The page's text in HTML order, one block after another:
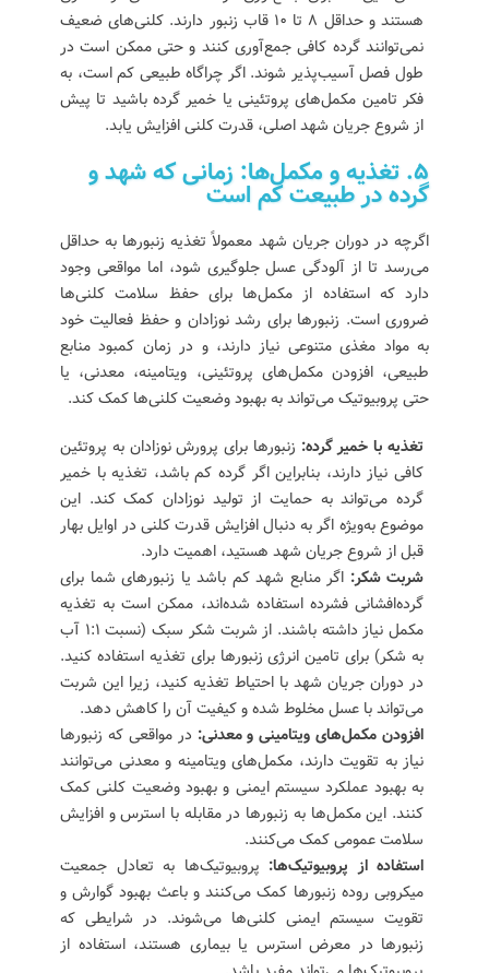
هستند و حداقل ۸ تا ۱۰ قاب زنبور دارند. کلنی‌های ضعیف
نمی‌توانند گرده کافی جمع‌آوری کنند و حتی ممکن است در
طول فصل آسیب‌پذیر شوند. اگر چراگاه طبیعی کم است، به
فکر تامین مکمل‌های پروتئینی یا خمیر گرده باشید تا پیش
از شروع جریان شهد اصلی، قدرت کلنی افزایش یابد.
۵. تغذیه و مکمل‌ها: زمانی که شهد و
گرده در طبیعت کم است
اگرچه در دوران جریان شهد معمولاً تغذیه زنبورها به حداقل
می‌رسد تا از آلودگی عسل جلوگیری شود، اما مواقعی وجود
دارد که استفاده از مکمل‌ها برای حفظ سلامت کلنی‌ها
ضروری است. زنبورها برای رشد نوزادان و حفظ فعالیت خود
به مواد مغذی متنوعی نیاز دارند، و در زمان کمبود منابع
طبیعی، افزودن مکمل‌های پروتئینی، ویتامینه، معدنی، یا
حتی پروبیوتیک می‌تواند به بهبود وضعیت کلنی‌ها کمک کند.
تغذیه با خمیر گرده: زنبورها برای پرورش نوزادان به پروتئین
کافی نیاز دارند، بنابراین اگر گرده کم باشد، تغذیه با خمیر
گرده می‌تواند به حمایت از تولید نوزادان کمک کند. این
موضوع به‌ویژه اگر به دنبال افزایش قدرت کلنی در اوایل بهار
قبل از شروع جریان شهد هستید، اهمیت دارد.
شربت شکر: اگر منابع شهد کم باشد یا زنبورهای شما برای
گرده‌افشانی فشرده استفاده شده‌اند، ممکن است به تغذیه
مکمل نیاز داشته باشند. از شربت شکر سبک (نسبت ۱:۱ آب
به شکر) برای تامین انرژی زنبورها برای تغذیه استفاده کنید.
در دوران جریان شهد با احتیاط تغذیه کنید، زیرا این شربت
می‌تواند با عسل مخلوط شده و کیفیت آن را کاهش دهد.
افزودن مکمل‌های ویتامینی و معدنی: در مواقعی که زنبورها
نیاز به تقویت دارند، مکمل‌های ویتامینه و معدنی می‌توانند
به بهبود عملکرد سیستم ایمنی و بهبود وضعیت کلنی کمک
کنند. این مکمل‌ها به زنبورها در مقابله با استرس و افزایش
سلامت عمومی کمک می‌کنند.
استفاده از پروبیوتیک‌ها: پروبیوتیک‌ها به تعادل جمعیت
میکروبی روده زنبورها کمک می‌کنند و باعث بهبود گوارش و
تقویت سیستم ایمنی کلنی‌ها می‌شوند. در شرایطی که
زنبورها در معرض استرس یا بیماری هستند، استفاده از